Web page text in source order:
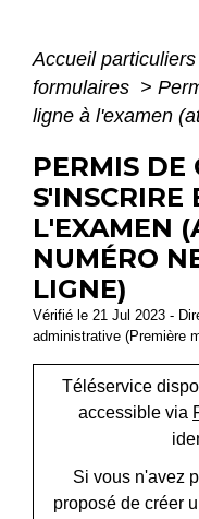
Accueil particuliers
formulaires >
ligne à l'examen
PERMIS DE
S'INSCRIRE
L'EXAMEN
NUMÉRO
LIGNE)
Vérifié le 21 Jul 2023 -
administrative (Première
Téléservice
accessible via
Si vous n'avez
proposé de créer